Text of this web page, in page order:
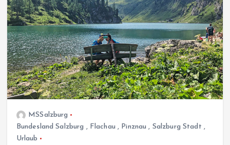
MSSalzburg
Bundesland Salzburg , Flachau , Pinznau , Salzburg Stadt ,
Urlaub